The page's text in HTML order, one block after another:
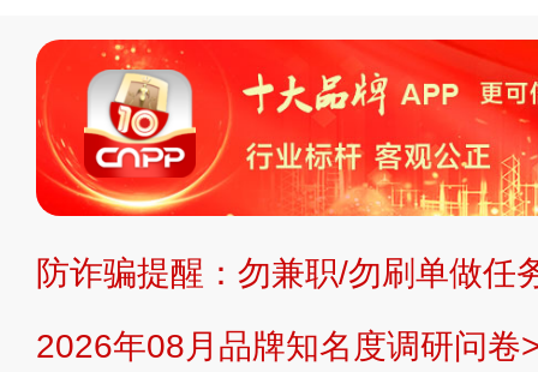
标、LOGO 等）知识产权归本站所
复制、转载、商用。本站不生产产
不代理、不招商、不提供中介服务。
持投资购买的观点或意见，页面信息
提交说明： 快速提交发布>> 提交品
防诈骗提醒：勿兼职/勿刷单做任
2026年08月品牌知名度调研问卷